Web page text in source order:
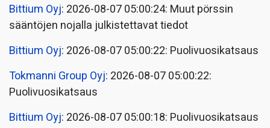
Bittium Oyj: 2026-08-07 05:00:24: Muut pörssin
sääntöjen nojalla julkistettavat tiedot
Bittium Oyj: 2026-08-07 05:00:22: Puolivuosikatsaus
Tokmanni Group Oyj: 2026-08-07 05:00:22:
Puolivuosikatsaus
Bittium Oyj: 2026-08-07 05:00:18: Puolivuosikatsaus